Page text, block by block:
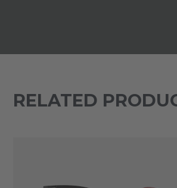
RELATED